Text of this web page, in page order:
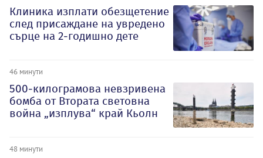
Клиника изплати обезщетение
след присаждане на увредено
сърце на 2-годишно дете
46 минути
500-килограмова невзривена
бомба от Втората световна
война „изплува“ край Кьолн
48 минути